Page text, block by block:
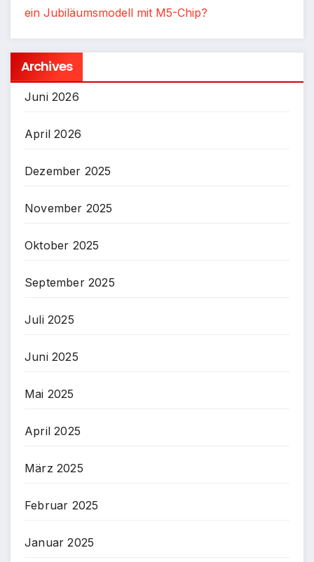
ein Jubiläumsmodell mit M5-Chip?
Archives
Juni 2026
April 2026
Dezember 2025
November 2025
Oktober 2025
September 2025
Juli 2025
Juni 2025
Mai 2025
April 2025
März 2025
Februar 2025
Januar 2025